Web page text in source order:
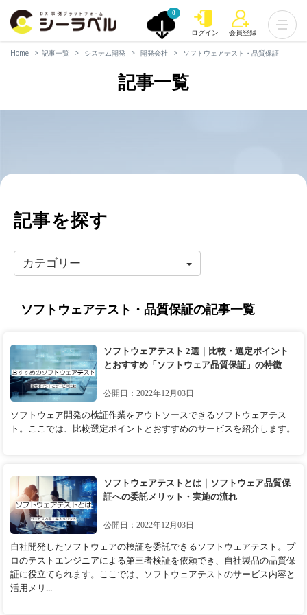
0
ログイン 会員登録
Home 記事一覧 システム開発 開発会社 ソフトウェアテスト・品質保証
記事一覧
記事を探す
カテゴリー
ソフトウェアテスト・品質保証の記事一覧
ソフトウェアテスト 2選｜比較・選定ポイント
とおすすめ「ソフトウェア品質保証」の特徴
公開日：2022年12月03日
ソフトウェア開発の検証作業をアウトソースできるソフトウェアテス
ト。ここでは、比較選定ポイントとおすすめのサービスを紹介します。
ソフトウェアテストとは｜ソフトウェア品質保
証への委託メリット・実施の流れ
公開日：2022年12月03日
自社開発したソフトウェアの検証を委託できるソフトウェアテスト。プ
ロのテストエンジニアによる第三者検証を依頼でき、自社製品の品質保
証に役立てられます。ここでは、ソフトウェアテストのサービス内容と
活用メリ...